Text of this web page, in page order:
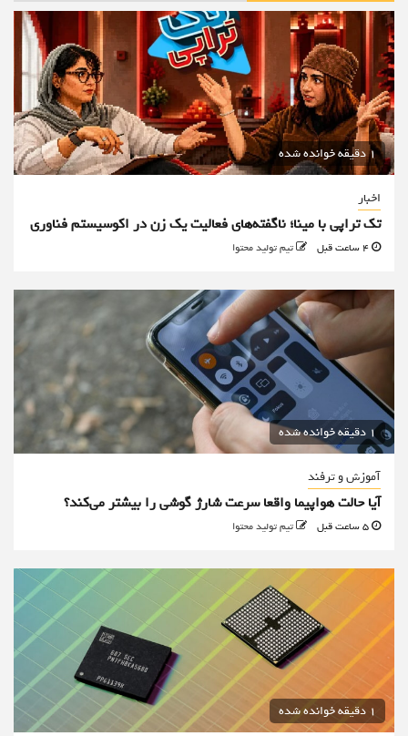
1 دقیقه خوانده شده
اخبار
تک تراپی با مینا؛ ناگفته‌های فعالیت یک زن در اکوسیستم فناوری
تیم تولید محتوا
1 دقیقه خوانده شده
آموزش و ترفند
آیا حالت هواپیما واقعا سرعت شارژ گوشی را بیشتر می‌کند؟
تیم تولید محتوا
1 دقیقه خوانده شده